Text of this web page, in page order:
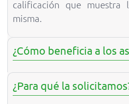
calificación que
misma.
¿Cómo beneficia a los
¿Para qué la